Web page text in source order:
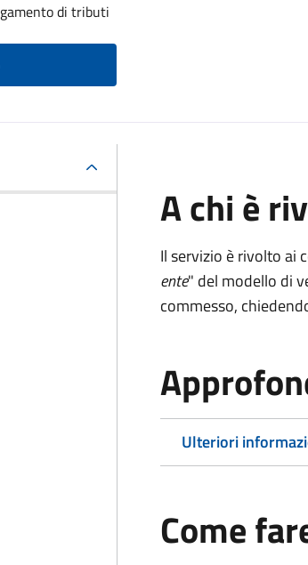
di tributi
A chi è
Il servizio è rivolto ai
ente" del modello di
commesso,
Ulteriori
Come